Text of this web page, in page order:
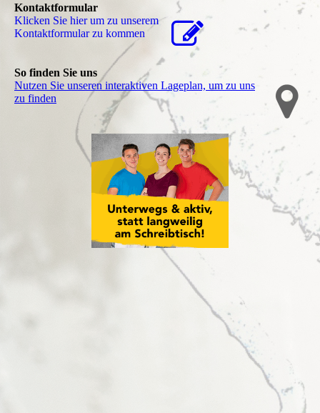
Kontaktformular
Klicken Sie hier um zu unserem
Kon­takt­for­mu­lar zu kommen
So finden Sie uns
Nutzen Sie unseren interaktiven La­ge­plan, um zu uns
zu finden